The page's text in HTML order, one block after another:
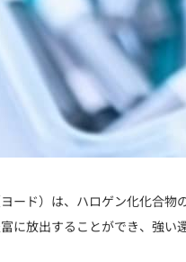
ード）は、ハロゲン化化合物
に放出することができ、強い